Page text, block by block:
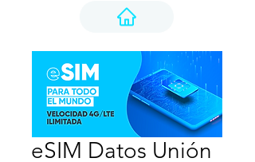
eSIM Datos Unión